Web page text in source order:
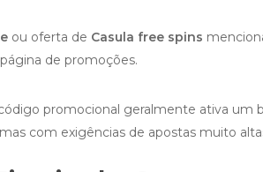
ou oferta de Casula free spins
de promoções.
promocional geralmente ativa um
com exigências de apostas muito